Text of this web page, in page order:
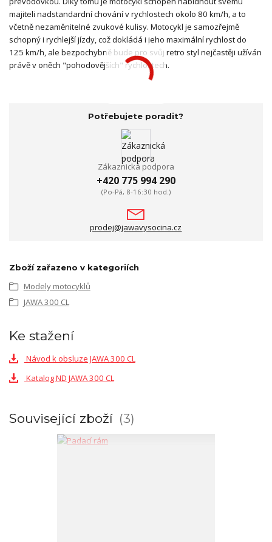
majiteli nadstandardní chování v rychlostech okolo 80 km/h, a to
včetně nezaměnitelné zvukové kulisy. Motocykl je samozřejmě
schopný i rychlejší jízdy, což dokládá i jeho maximální rychlost do
125 km/h, ale bezpochybně bude pro svůj retro styl nejčastěji užíván
právě v oněch "pohodovějších" rychlostech.
Potřebujete poradit?
Zákaznická podpora
+420 775 994 290
(Po-Pá, 8-16:30 hod.)
prodej@jawavysocina.cz
Zboží zařazeno v kategoriích
Modely motocyklů
JAWA 300 CL
Ke stažení
Návod k obsluze JAWA 300 CL
Katalog ND JAWA 300 CL
Související zboží 3